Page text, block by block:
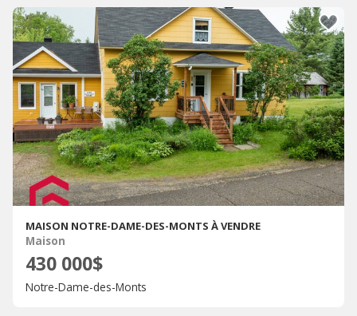
MAISON NOTRE-DAME-DES-MONTS À VENDRE
Maison
430 000$
Notre-Dame-des-Monts